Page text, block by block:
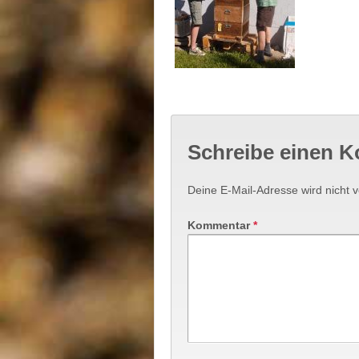
Schreibe einen
Deine E-Mail-Adresse wird nicht
Kommentar*